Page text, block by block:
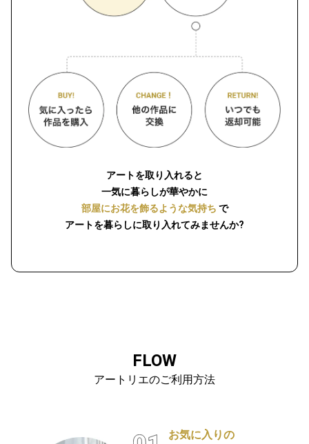
アートを取り入れると
一気に暮らしが華やかに
部屋にお花を飾るような気持ち で
アートを暮らしに取り入れてみませんか?
FLOW
アートリエのご利用方法
お気に入りの